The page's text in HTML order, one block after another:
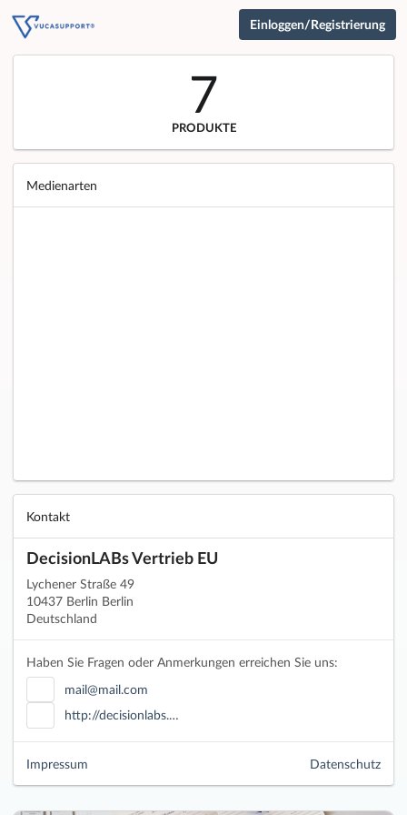
Einloggen/Registrierung
7
PRODUKTE
Medienarten
Kontakt
DecisionLABs Vertrieb EU
Lychener Straße 49
10437 Berlin Berlin
Deutschland
Haben Sie Fragen oder Anmerkungen erreichen Sie uns:
mail@mail.com
http://decisionlabs.…
Datenschutz
Impressum